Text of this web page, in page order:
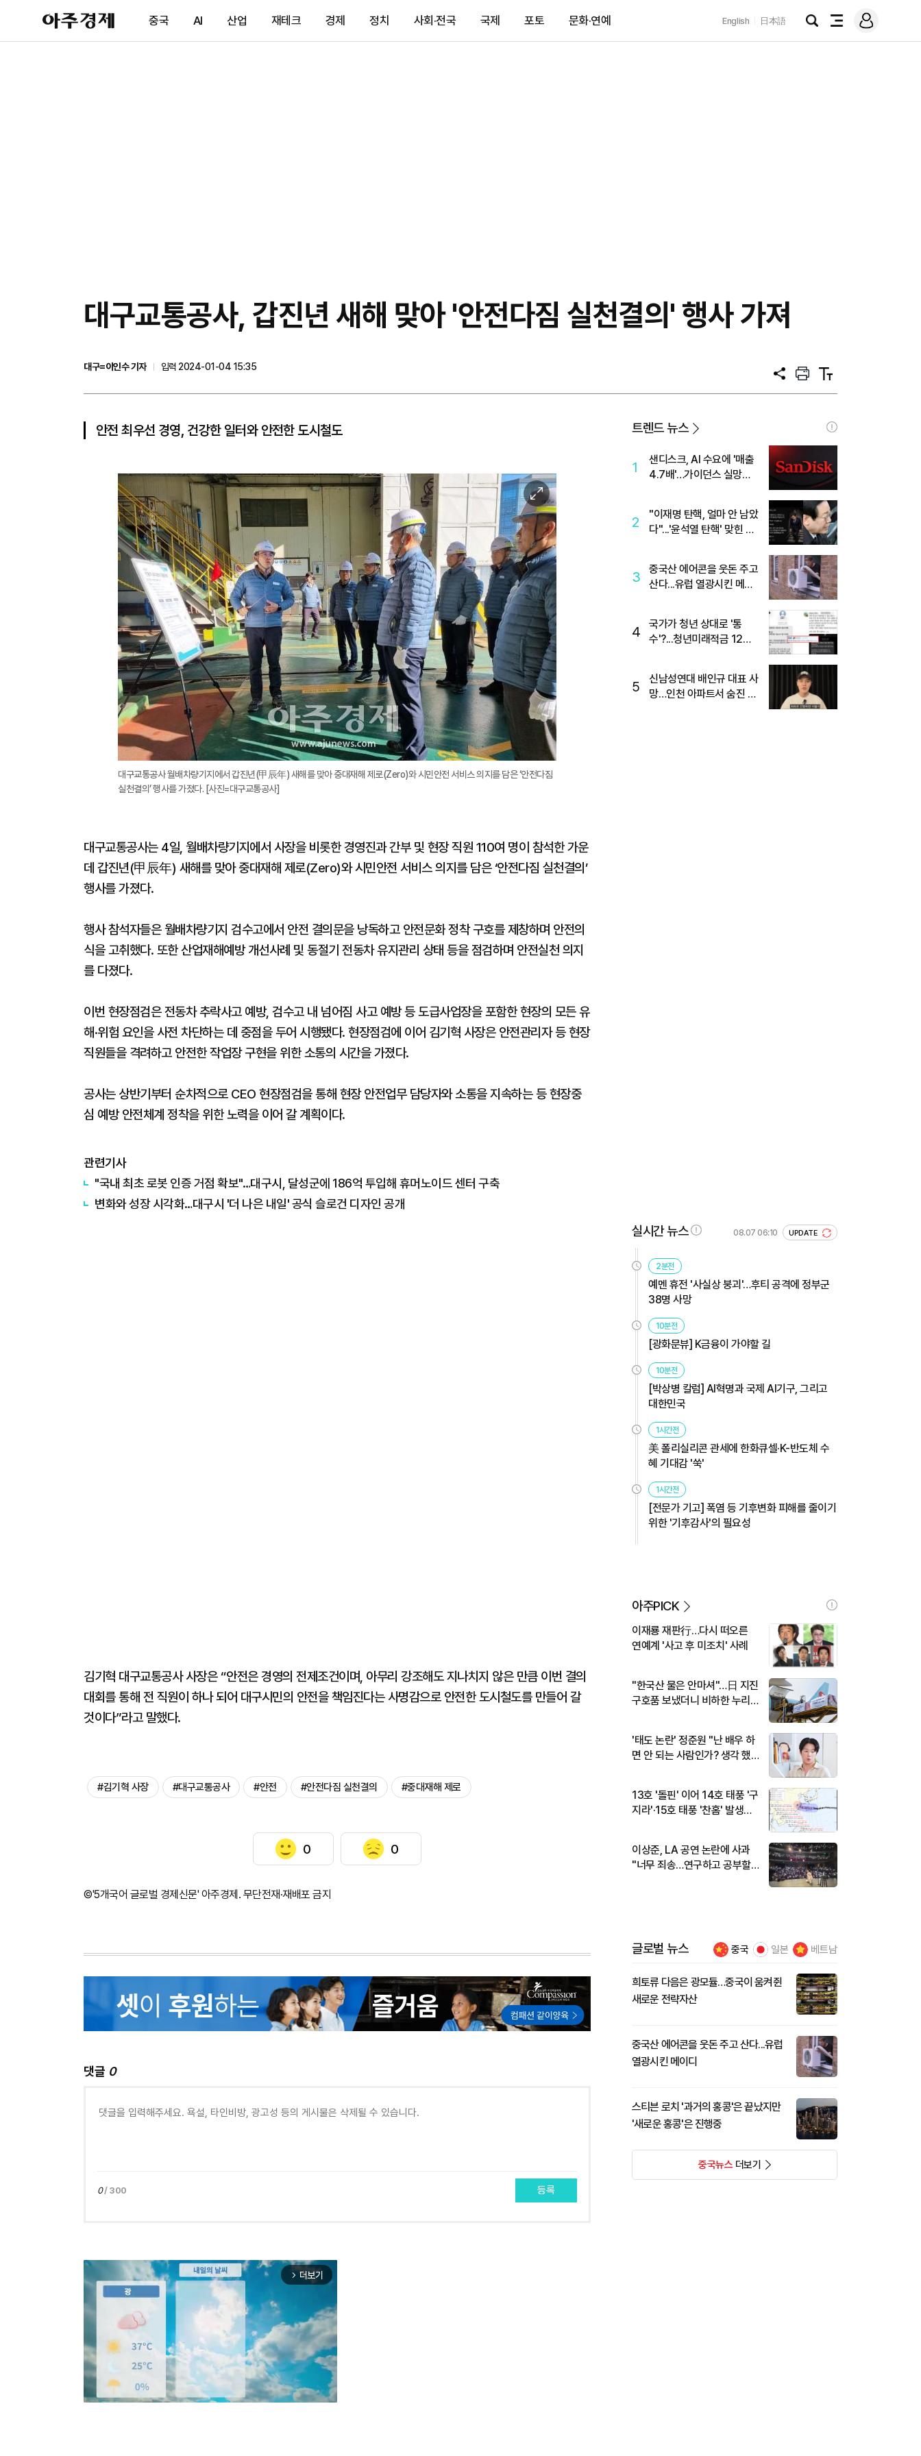
아
주
제
중국 AI 산업 재테크 경제 정치 사회·전국 국제 포토 문화·연예 English 日本語
검
전
메
그
대구교통공사, 갑진년 새해 맞아 '안전다짐 실천결의' 행사 가져
대구=이인수 기자
입력 2024-01-04 15:35
공
프
트
텍
트
안전 최우선 경영, 건강한 일터와 안전한 도시철도
이
미
지
확
대
대구교통공사 월배차량기지에서 갑진년(甲辰年) 새해를 맞아 중대재해 제로(Zero)와 시민안전 서비스 의지를 담은 ‘안전다짐
실천결의’ 행사를 가졌다. [사진=대구교통공사]
대구교통공사는 4일, 월배차량기지에서 사장을 비롯한 경영진과 간부 및 현장 직원 110여 명이 참석한 가운
데 갑진년(甲辰年) 새해를 맞아 중대재해 제로(Zero)와 시민안전 서비스 의지를 담은 ‘안전다짐 실천결의’
행사를 가졌다.
행사 참석자들은 월배차량기지 검수고에서 안전 결의문을 낭독하고 안전문화 정착 구호를 제창하며 안전의
식을 고취했다. 또한 산업재해예방 개선사례 및 동절기 전동차 유지관리 상태 등을 점검하며 안전실천 의지
를 다졌다.
이번 현장점검은 전동차 추락사고 예방, 검수고 내 넘어짐 사고 예방 등 도급사업장을 포함한 현장의 모든 유
해·위험 요인을 사전 차단하는 데 중점을 두어 시행됐다. 현장점검에 이어 김기혁 사장은 안전관리자 등 현장
직원들을 격려하고 안전한 작업장 구현을 위한 소통의 시간을 가졌다.
공사는 상반기부터 순차적으로 CEO 현장점검을 통해 현장 안전업무 담당자와 소통을 지속하는 등 현장중
심 예방 안전체계 정착을 위한 노력을 이어 갈 계획이다.
관련기사
"국내 최초 로봇 인증 거점 확보"…대구시, 달성군에 186억 투입해 휴머노이드 센터 구축
변화와 성장 시각화…대구시 '더 나은 내일' 공식 슬로건 디자인 공개
김기혁 대구교통공사 사장은 “안전은 경영의 전제조건이며, 아무리 강조해도 지나치지 않은 만큼 이번 결의
대회를 통해 전 직원이 하나 되어 대구시민의 안전을 책임진다는 사명감으로 안전한 도시철도를 만들어 갈
것이다”라고 말했다.
#김기혁 사장 #대구교통공사 #안전 #안전다짐 실천결의 #중대재해 제로
0 0
©'5개국어 글로벌 경제신문' 아주경제. 무단전재·재배포 금지
댓글 0
0/ 300 등록
arrow_forward_ios 더보기
트렌드 뉴스
1
샌디스크, AI 수요에 '매출
4.7배'…가이던스 실망에
2
"이재명 탄핵, 얼마 안 남았
다"...'윤석열 탄핵' 맞힌 무
3
중국산 에어콘을 웃돈 주고
산다...유럽 열광시킨 메이
4
국가가 청년 상대로 '통
수'?...청년미래적금 12%
5
신남성연대 배인규 대표 사
망…인천 아파트서 숨진 채
실시간 뉴스 08.07 06:10 UPDATE
2분전
예멘 휴전 '사실상 붕괴'…후티 공격에 정부군
38명 사망
10분전
[광화문뷰] K금융이 가야할 길
10분전
[박상병 칼럼] AI혁명과 국제 AI기구, 그리고
대한민국
1시간전
美 폴리실리콘 관세에 한화큐셀·K-반도체 수
혜 기대감 '쑥'
1시간전
[전문가 기고] 폭염 등 기후변화 피해를 줄이기
위한 '기후감사'의 필요성
아주PICK
이재룡 재판行…다시 떠오른
연예계 '사고 후 미조치' 사례
"한국산 물은 안마셔"…日 지진
구호품 보냈더니 비하한 누리
'태도 논란' 정준원 "난 배우 하
면 안 되는 사람인가? 생각 했
13호 '돌핀' 이어 14호 태풍 '구
지라'·15호 태풍 '찬홈' 발생…
이상준, LA 공연 논란에 사과
"너무 죄송…연구하고 공부할
글로벌 뉴스 중국 일본 베트남
희토류 다음은 광모듈…중국이 움켜쥔
새로운 전략자산
중국산 에어콘을 웃돈 주고 산다...유럽
열광시킨 메이디
스티븐 로치 '과거의 홍콩'은 끝났지만
'새로운 홍콩'은 진행중
중국뉴스더보기